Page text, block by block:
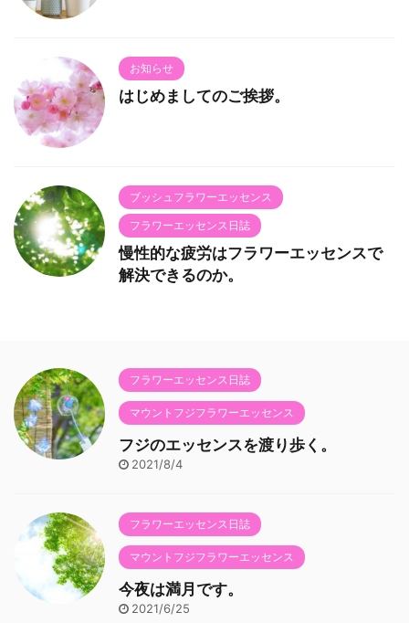
お知らせ
はじめましてのご挨拶。
ブッシュフラワーエッセンス
フラワーエッセンス日誌
慢性的な疲労はフラワーエッセンスで
解決できるのか。
フラワーエッセンス日誌
マウントフジフラワーエッセンス
フジのエッセンスを渡り歩く。
2021/8/4
フラワーエッセンス日誌
マウントフジフラワーエッセンス
今夜は満月です。
2021/6/25